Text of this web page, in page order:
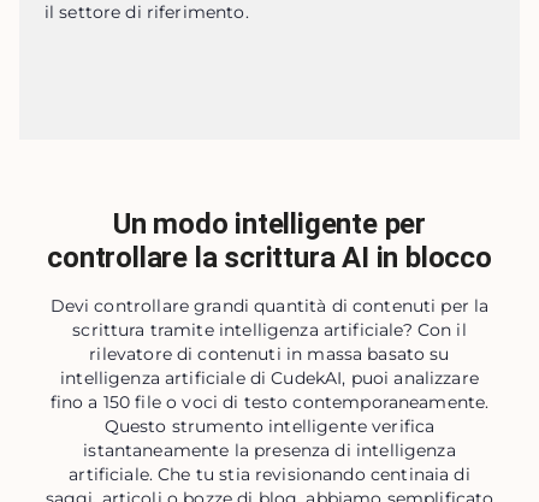
il settore di riferimento.
Un modo intelligente per
controllare la scrittura AI in blocco
Devi controllare grandi quantità di contenuti per la
scrittura tramite intelligenza artificiale? Con il
rilevatore di contenuti in massa basato su
intelligenza artificiale di CudekAI, puoi analizzare
fino a 150 file o voci di testo contemporaneamente.
Questo strumento intelligente verifica
istantaneamente la presenza di intelligenza
artificiale. Che tu stia revisionando centinaia di